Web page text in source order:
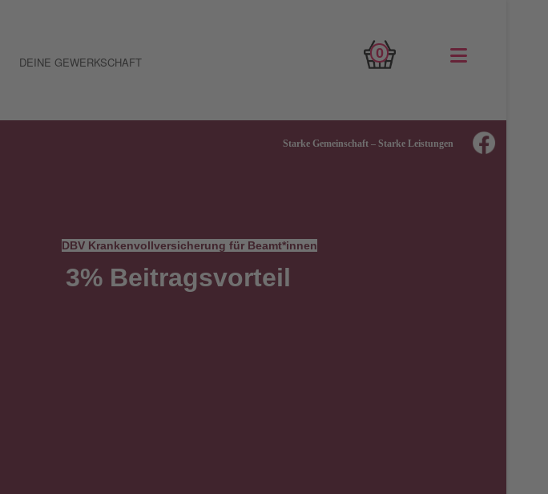
DEINE GEWERKSCHAFT
0
Starke Gemeinschaft – Starke Leistungen
DBV Krankenvollversicherung für Beamt*innen
3% Beitragsvorteil